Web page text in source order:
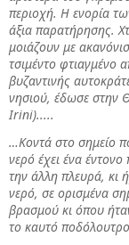
περιοχή. Η ενορία
άξια παρατήρησης.
μοιάζουν με
τσιμέντο φτιαγμένο
βυζαντινής
νησιού, έδωσε στην
Irini).....
…Κοντά στο σημείο
νερό έχει ένα
την άλλη πλευρά, κι
νερό, σε ορισμένα
βρασμού κι όπου
το καυτό ποδόλουτρο